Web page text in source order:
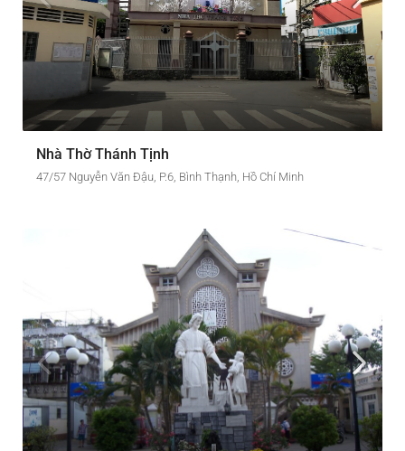
Nhà Thờ Thánh Tịnh
47/57 Nguyễn Văn Đậu, P.6, Bình Thạnh, Hồ Chí Minh